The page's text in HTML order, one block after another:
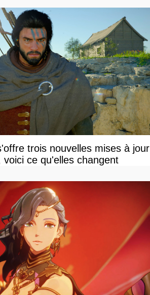
trois nouvelles mises à jour
ce qu'elles changent